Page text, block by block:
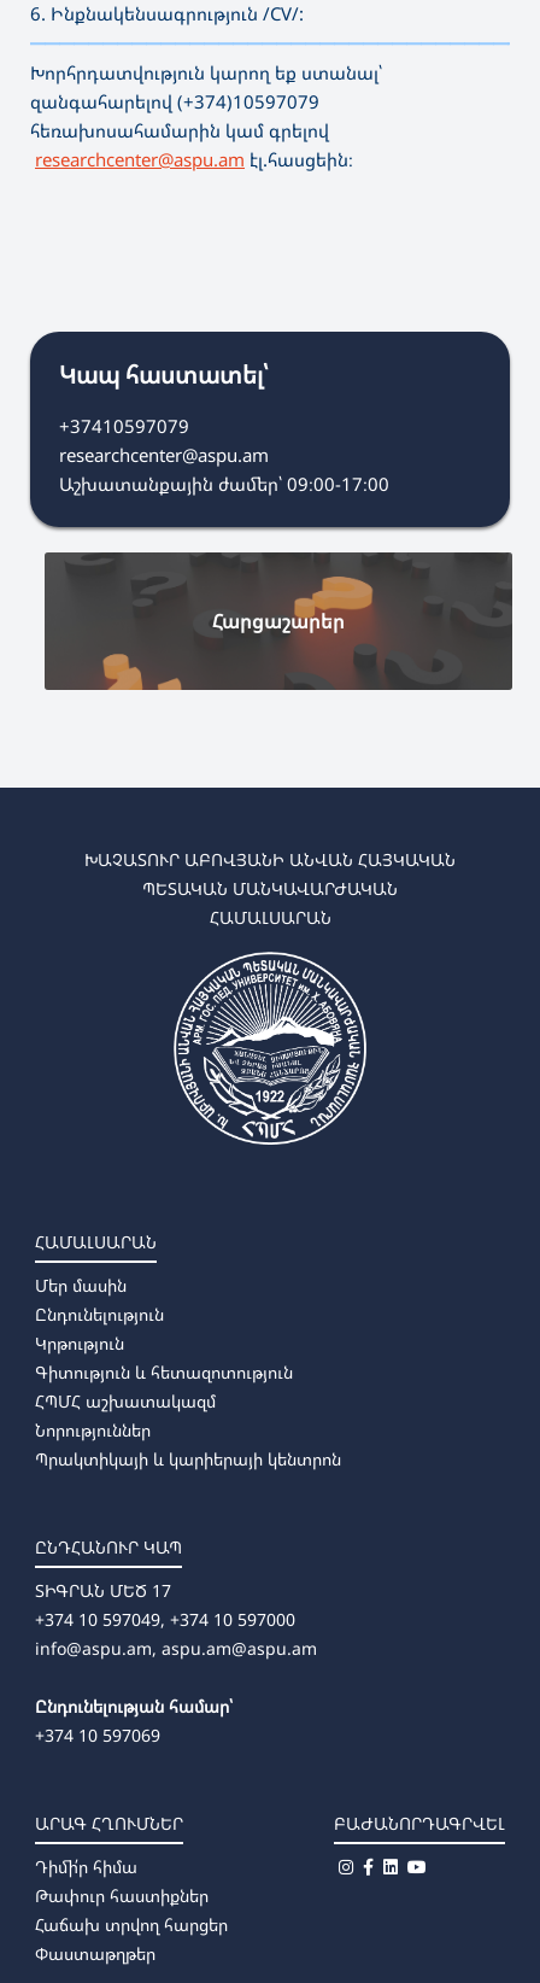
6. Ինքնակենսագրություն /CV/:
Խորհրդատվություն կարող եք ստանալ՝
զանգահարելով (+374)10597079
հեռախոսահամարին կամ գրելով
researchcenter@aspu.am էլ.հասցեին։
Կապ հաստատել՝
+37410597079
researchcenter@aspu.am
Աշխատանքային ժամեր՝ 09։00-17։00
Հարցաշարեր
ԽԱՉԱՏՈՒՐ ԱԲՈՎՅԱՆԻ ԱՆՎԱՆ ՀԱՅԿԱԿԱՆ
ՊԵՏԱԿԱՆ ՄԱՆԿԱՎԱՐԺԱԿԱՆ
ՀԱՄԱԼՍԱՐԱՆ
ՀԱՄԱԼՍԱՐԱՆ
Մեր մասին
Ընդունելություն
Կրթություն
Գիտություն և հետազոտություն
ՀՊՄՀ աշխատակազմ
Նորություններ
Պրակտիկայի և կարիերայի կենտրոն
ԸՆԴՀԱՆՈՒՐ ԿԱՊ
ՏԻԳՐԱՆ ՄԵԾ 17
+374 10 597049, +374 10 597000
info@aspu.am, aspu.am@aspu.am
Ընդունելության համար՝
+374 10 597069
ԱՐԱԳ ՀՂՈՒՄՆԵՐ
Դիմի՛ր հիմա
Թափուր հաստիքներ
Հաճախ տրվող հարցեր
Փաստաթղթեր
ԲԱԺԱՆՈՐԴԱԳՐՎԵԼ